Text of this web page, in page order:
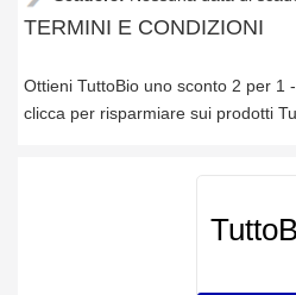
TERMINI E CONDIZIONI
Ottieni TuttoBio uno sconto 2 per 1
clicca per risparmiare sui prodotti